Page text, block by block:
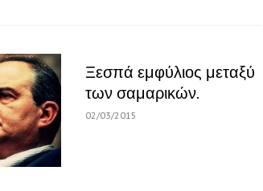
Ξεσπά εμφύλιος μεταξύ
των σαμαρικών.
02/03/2015